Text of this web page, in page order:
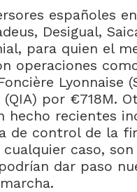
españoles
Desigual,
para quien el
operaciones
Lyonnaise
por €718M.
hecho recientes
de control de la
cualquier caso,
dar paso